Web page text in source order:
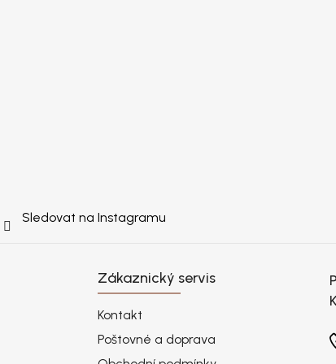
Sledovat na Instagramu
Zákaznický servis
Kontakt
Poštovné a doprava